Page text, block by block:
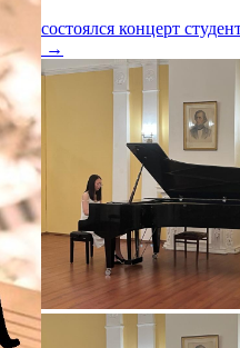
состоялся концерт
→